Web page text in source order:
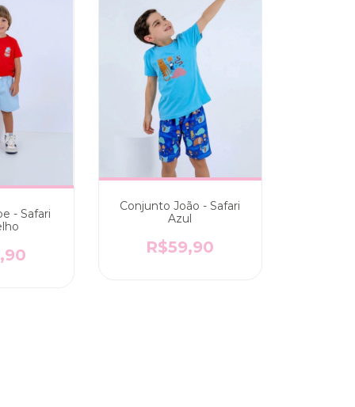
- Safari
Conjunto João - Safari
Azul
R$59,90